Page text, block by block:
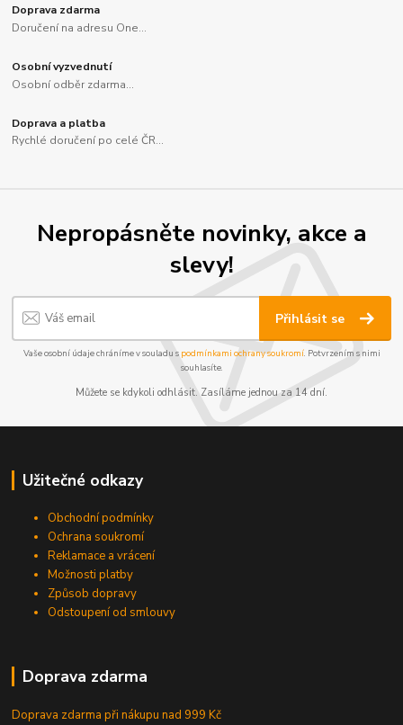
Doprava zdarma
Doručení na adresu One...
Osobní vyzvednutí
Osobní odběr zdarma...
Doprava a platba
Rychlé doručení po celé ČR...
Nepropásněte novinky, akce a
slevy!
Přihlásit se
Vaše osobní údaje chráníme v souladu s podmínkami ochrany soukromí. Potvrzením s nimi
souhlasíte.
Můžete se kdykoli odhlásit. Zasíláme jednou za 14 dní.
Užitečné odkazy
Obchodní podmínky
Ochrana soukromí
Reklamace a vrácení
Možnosti platby
Způsob dopravy
Odstoupení od smlouvy
Doprava zdarma
Doprava zdarma při nákupunad 999 Kč